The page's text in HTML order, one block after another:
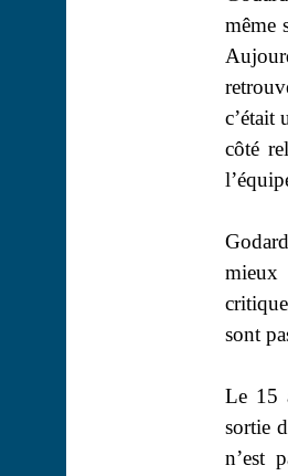
même
c’était
côté
mieux
sont
Le 15
sortie
n’est